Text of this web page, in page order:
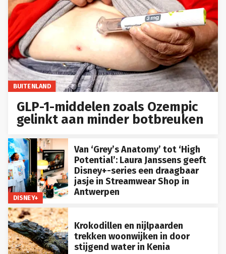
BUITENLAND
GLP-1-middelen zoals Ozempic
gelinkt aan minder botbreuken
DISNEY+
Van ‘Grey’s Anatomy’ tot ‘High
Potential’: Laura Janssens geeft
Disney+-series een draagbaar
jasje in Streamwear Shop in
Antwerpen
Krokodillen en nijlpaarden
trekken woonwijken in door
stijgend water in Kenia